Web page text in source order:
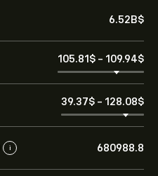
6.52B‎$‎
105.81‎$‎ - 109.94‎$‎
39.37‎$‎ - 128.08‎$‎
i 680988.8